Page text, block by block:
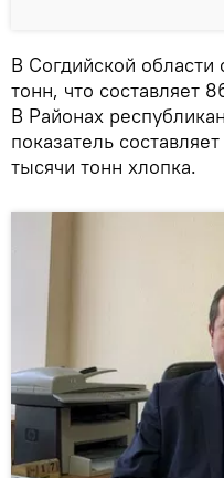
В Согдийской области
тонн, что составляет
В Районах
показатель
тысячи тонн хлопка.